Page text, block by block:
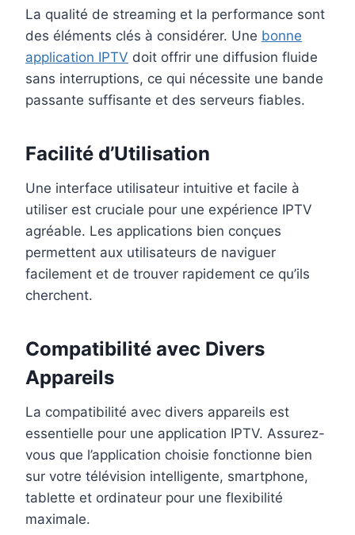
La qualité de streaming et la performance sont
des éléments clés à considérer. Une bonne
application IPTV doit offrir une diffusion fluide
sans interruptions, ce qui nécessite une bande
passante suffisante et des serveurs fiables.
Facilité d’Utilisation
Une interface utilisateur intuitive et facile à
utiliser est cruciale pour une expérience IPTV
agréable. Les applications bien conçues
permettent aux utilisateurs de naviguer
facilement et de trouver rapidement ce qu’ils
cherchent.
Compatibilité avec Divers
Appareils
La compatibilité avec divers appareils est
essentielle pour une application IPTV. Assurez-
vous que l’application choisie fonctionne bien
sur votre télévision intelligente, smartphone,
tablette et ordinateur pour une flexibilité
maximale.